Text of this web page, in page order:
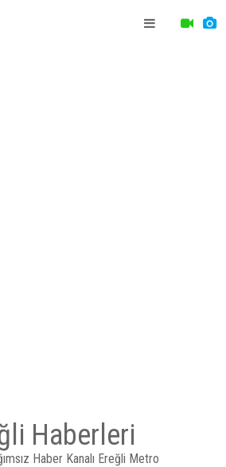
Haberleri
Haber Kanalı Ereğli Metro